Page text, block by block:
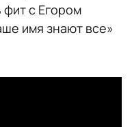
с Егором
имя знают все»